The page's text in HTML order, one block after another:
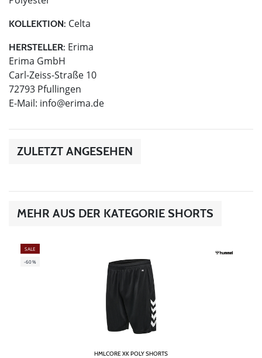
KOLLEKTION: Celta
HERSTELLER: Erima
Erima GmbH
Carl-Zeiss-Straße 10
72793 Pfullingen
E-Mail: info@erima.de
ZULETZT ANGESEHEN
MEHR AUS DER KATEGORIE SHORTS
SALE
-60%
HMLCORE XK POLY SHORTS